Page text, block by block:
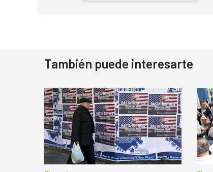
También puede interesarte